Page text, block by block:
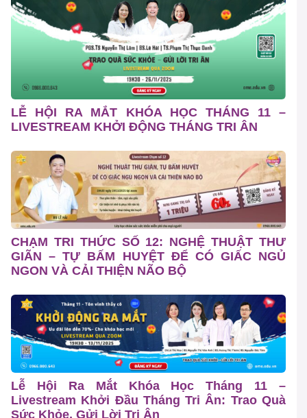
LỄ HỘI RA MẮT KHÓA HỌC THÁNG 11 –
LIVESTREAM KHỞI ĐỘNG THÁNG TRI ÂN
CHẠM TRI THỨC SỐ 12: NGHỆ THUẬT THƯ
GIÃN – TỰ BẤM HUYỆT ĐỂ CÓ GIẤC NGỦ
NGON VÀ CẢI THIỆN NÃO BỘ
Lễ Hội Ra Mắt Khóa Học Tháng 11 –
Livestream Khởi Đầu Tháng Tri Ân: Trao Quà
Sức Khỏe, Gửi Lời Tri Ân